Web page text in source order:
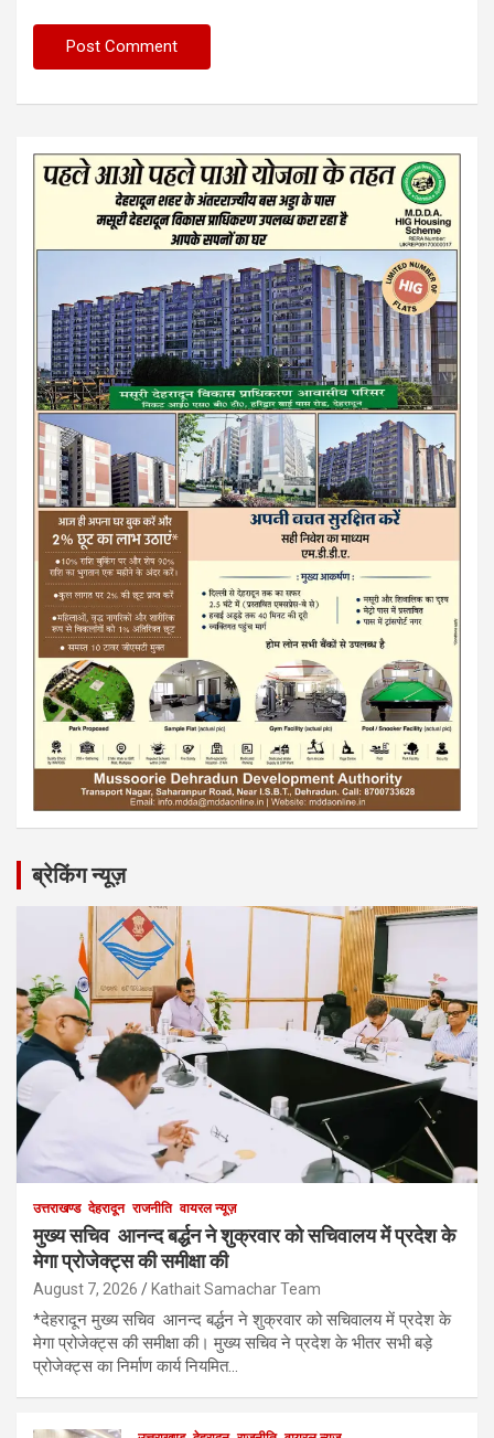
ब्रेकिंग न्यूज़
उत्तराखण्ड देहरादून राजनीति वायरल न्यूज़
मुख्य सचिव आनन्द बर्द्धन ने शुक्रवार को सचिवालय में प्रदेश के
मेगा प्रोजेक्ट्स की समीक्षा की
August 7, 2026 Kathait Samachar Team
*देहरादून मुख्य सचिव आनन्द बर्द्धन ने शुक्रवार को सचिवालय में प्रदेश के
मेगा प्रोजेक्ट्स की समीक्षा की। मुख्य सचिव ने प्रदेश के भीतर सभी बड़े
प्रोजेक्ट्स का निर्माण कार्य नियमित…